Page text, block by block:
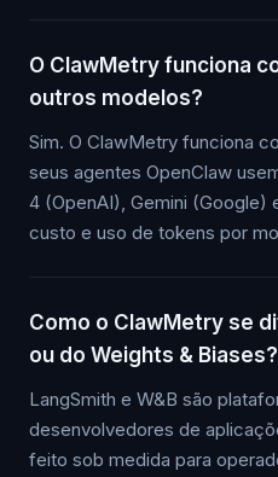
O ClawMetry funciona
outros modelos?
Sim. O ClawMetry funciona
seus agentes OpenClaw
4 (OpenAI), Gemini (Google)
custo e uso de tokens por
Como o ClawMetry se
ou do Weights & Biases?
LangSmith e W&B são
desenvolvedores de
feito sob medida para